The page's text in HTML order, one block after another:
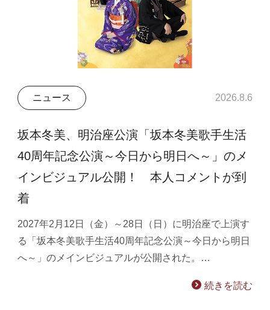
ニュース 2026.8.6
坂本冬美、明治座公演「坂本冬美歌手生活
40周年記念公演～今日から明日へ～」のメ
インビジュアル公開！ 本人コメントが到
着
2027年2月12日（金）～28日（日）に明治座で上演す
る「坂本冬美歌手生活40周年記念公演～今日から明日
へ～」のメインビジュアルが公開された。…
続きを読む